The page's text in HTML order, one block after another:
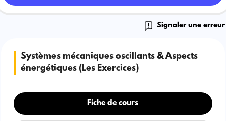
Signaler une erreur
Systèmes mécaniques oscillants & Aspects
énergétiques (Les Exercices)
Fiche de cours